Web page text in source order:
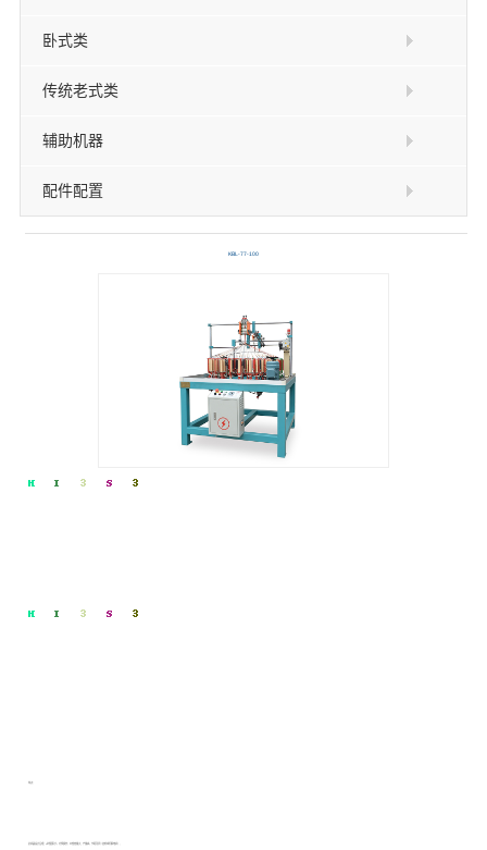
卧式类
传统老式类
辅助机器
配件配置
KBL-77-100
此机器设计合理，占地面积小，方便操作，纱管容量大，产量高，节距可调（齿轮或伺服电机），